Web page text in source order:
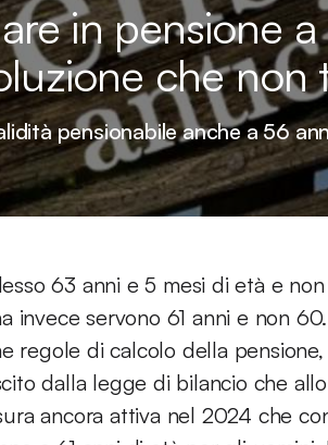
in pensione
che non
pensionabile anche a 56
63 anni e 5 mesi di età e
invece servono 61 anni e non
regole di calcolo della
dalla legge di bilancio che
ancora attiva nel 2024 che